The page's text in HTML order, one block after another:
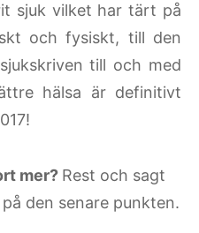
sjuk vilket har tärt på
och fysiskt, till den
till och med
hälsa är definitivt
mer? Rest och sagt
den senare punkten.